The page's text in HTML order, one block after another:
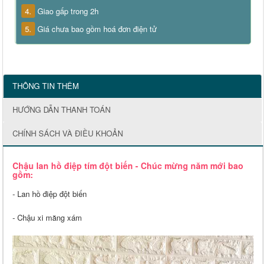
4. Giao gấp trong 2h
5. Giá chưa bao gồm hoá đơn điện tử
THÔNG TIN THÊM
HƯỚNG DẪN THANH TOÁN
CHÍNH SÁCH VÀ ĐIỀU KHOẢN
Chậu lan hồ điệp tím đột biến - Chúc mừng năm mới bao
gồm:
- Lan hồ điệp đột biến
- Chậu xi măng xám